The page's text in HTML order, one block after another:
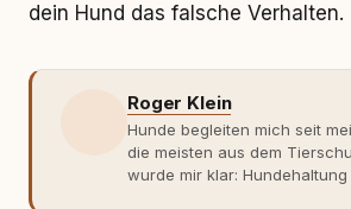
dein Hund das falsche Verhalten.
Roger Klein
Hunde begleiten mich seit
die meisten aus dem
wurde mir klar: